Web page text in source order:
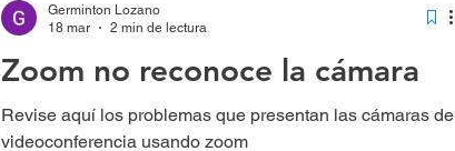
Zoom no reconoce la cámara
Revise aquí los problemas que presentan las cámaras de
videoconferencia usando zoom
Germinton Lozano
18 mar
2 min de lectura